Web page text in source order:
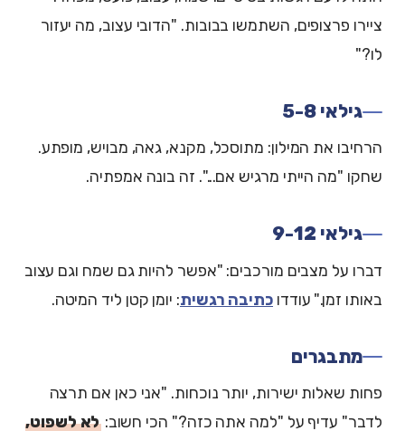
ציירו פרצופים, השתמשו בבובות. "הדובי עצוב, מה יעזור
לו?"
גילאי 5-8
הרחיבו את המילון: מתוסכל, מקנא, גאה, מבויש, מופתע.
שחקו "מה הייתי מרגיש אם...". זה בונה אמפתיה.
גילאי 9-12
דברו על מצבים מורכבים: "אפשר להיות גם שמח וגם עצוב
באותו זמן." עודדו כתיבה רגשית: יומן קטן ליד המיטה.
מתבגרים
פחות שאלות ישירות, יותר נוכחות. "אני כאן אם תרצה
לדבר" עדיף על "למה אתה כזה?" הכי חשוב:לא לשפוט,